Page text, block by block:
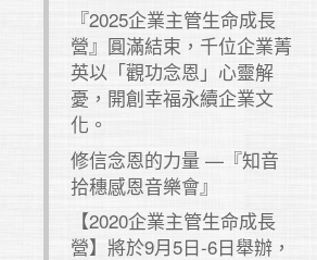
『2025企業主管生命成長
營』圓滿結束，千位企業菁
英以「觀功念恩」心靈解
憂，開創幸福永續企業文
化。
修信念恩的力量 —『知音
拾穗感恩音樂會』
【2020企業主管生命成長
營】將於9月5日-6日舉辦，